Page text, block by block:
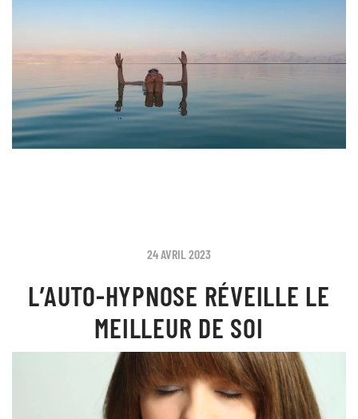
24 AVRIL 2023
L’AUTO-HYPNOSE RÉVEILLE LE
MEILLEUR DE SOI